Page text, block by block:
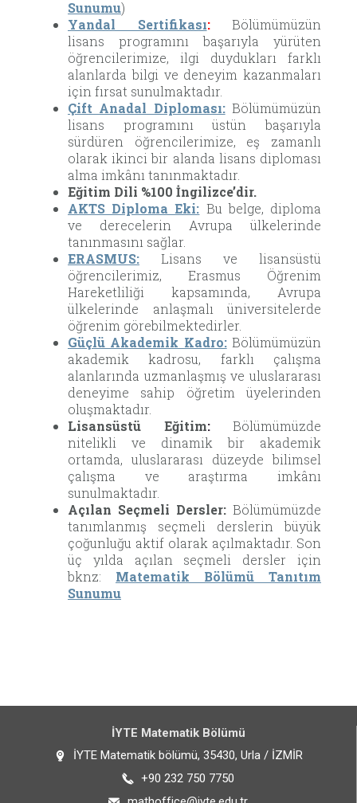
Sunumu)
Yandal Sertifikası:Bölümümüzün
lisans programını başarıyla yürüten
öğrencilerimize, ilgi duydukları farklı
alanlarda bilgi ve deneyim kazanmaları
için fırsat sunulmaktadır.
Çift Anadal Diploması:Bölümümüzün
lisans programını üstün başarıyla
sürdüren öğrencilerimize, eş zamanlı
olarak ikinci bir alanda lisans diploması
alma imkânı tanınmaktadır.
Eğitim Dili %100 İngilizce’dir.
AKTS Diploma Eki: Bu belge, diploma
ve derecelerin Avrupa ülkelerinde
tanınmasını sağlar.
ERASMUS: Lisans ve lisansüstü
öğrencilerimiz, Erasmus Öğrenim
Hareketliliği kapsamında, Avrupa
ülkelerinde anlaşmalı üniversitelerde
öğrenim görebilmektedirler.
Güçlü Akademik Kadro:Bölümümüzün
akademik kadrosu, farklı çalışma
alanlarında uzmanlaşmış ve uluslararası
deneyime sahip öğretim üyelerinden
oluşmaktadır.
Lisansüstü Eğitim:
Bölümümüzde
nitelikli ve dinamik bir akademik
ortamda, uluslararası düzeyde bilimsel
çalışma ve araştırma imkânı
sunulmaktadır.
Açılan Seçmeli Dersler: Bölümümüzde
tanımlanmış seçmeli derslerin büyük
çoğunluğu aktif olarak açılmaktadır. Son
üç yılda açılan seçmeli dersler için
bknz: Matematik Bölümü Tanıtım
Sunumu
İYTE Matematik Bölümü
İYTE Matematik bölümü, 35430, Urla / İZMİR
+90 232 750 7750